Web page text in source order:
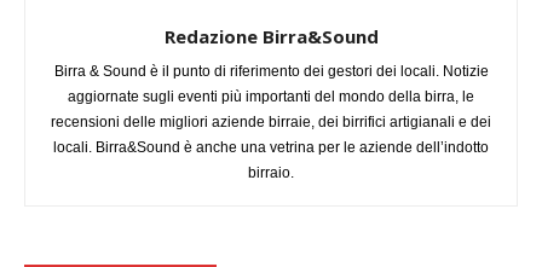
Redazione Birra&Sound
Birra & Sound è il punto di riferimento dei gestori dei locali. Notizie
aggiornate sugli eventi più importanti del mondo della birra, le
recensioni delle migliori aziende birraie, dei birrifici artigianali e dei
locali. Birra&Sound è anche una vetrina per le aziende dell’indotto
birraio.